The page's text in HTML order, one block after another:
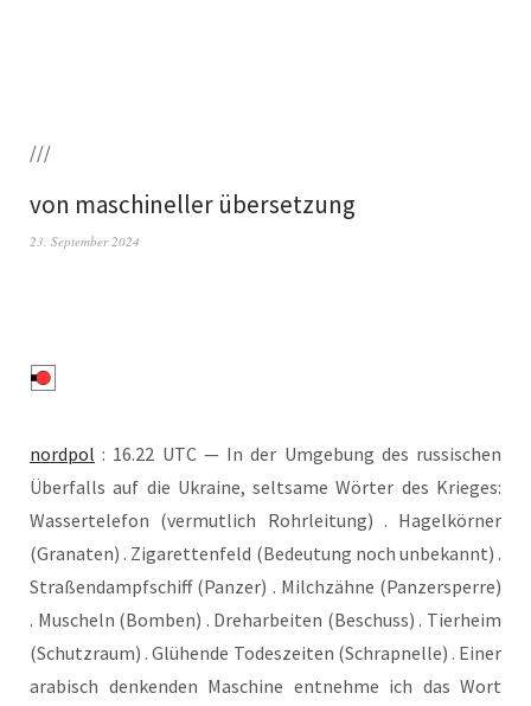
///
von maschineller übersetzung
23. September 2024
nord­pol : 16.22 UTC — In der Umge­bung des rus­si­schen
Über­falls auf die Ukrai­ne, selt­sa­me Wör­ter des Krie­ges:
Was­ser­te­le­fon (ver­mut­lich Rohr­lei­tung) . Hagel­kör­ner
(Gra­na­ten) . Ziga­ret­ten­feld (Bedeu­tung noch unbe­kannt) .
Stra­ßen­dampf­schiff (Pan­zer) . Milch­zäh­ne (Pan­zer­sper­re)
. Muscheln (Bom­ben) . Dreh­ar­bei­ten (Beschuss) . Tier­heim
(Schutz­raum) . Glü­hen­de Todes­zei­ten (Schrapnel­le) . Einer
ara­bisch den­ken­den Maschi­ne ent­neh­me ich das Wort